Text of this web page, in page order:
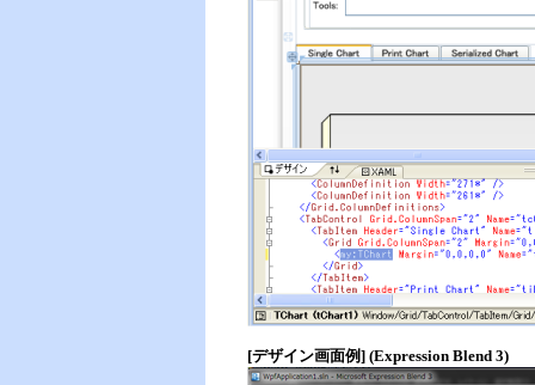
[デザイン画面例] (Expression Blend 3)